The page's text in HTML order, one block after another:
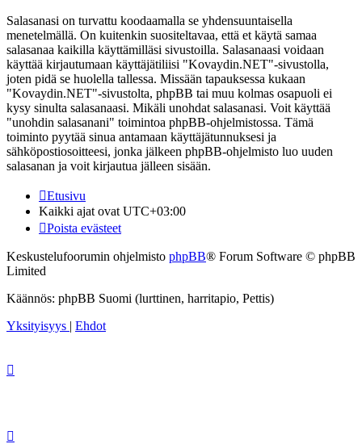
Salasanasi on turvattu koodaamalla se yhdensuuntaisella
menetelmällä. On kuitenkin suositeltavaa, että et käytä samaa
salasanaa kaikilla käyttämilläsi sivustoilla. Salasanaasi voidaan
käyttää kirjautumaan käyttäjätiliisi "Kovaydin.NET"-sivustolla,
joten pidä se huolella tallessa. Missään tapauksessa kukaan
"Kovaydin.NET"-sivustolta, phpBB tai muu kolmas osapuoli ei
kysy sinulta salasanaasi. Mikäli unohdat salasanasi. Voit käyttää
"unohdin salasanani" toimintoa phpBB-ohjelmistossa. Tämä
toiminto pyytää sinua antamaan käyttäjätunnuksesi ja
sähköpostiosoitteesi, jonka jälkeen phpBB-ohjelmisto luo uuden
salasanan ja voit kirjautua jälleen sisään.
Etusivu
Kaikki ajat ovat UTC+03:00
Poista evästeet
Keskustelufoorumin ohjelmisto phpBB® Forum Software © phpBB
Limited
Käännös: phpBB Suomi (lurttinen, harritapio, Pettis)
Yksityisyys | Ehdot